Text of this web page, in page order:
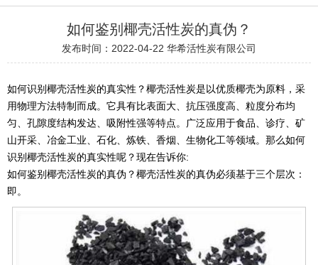
如何鉴别椰壳活性炭的真伪？
发布时间：2022-04-22 华希活性炭有限公司
如何识别椰壳活性炭的真实性？椰壳活性炭是以优质椰壳为原料，采
用物理方法特制而成。它具有比表面大、抗压强度高、粒度分布均
匀、孔隙度结构发达、吸附性强等特点。广泛应用于食品、诊疗、矿
山开采、冶金工业、石化、炼铁、香烟、生物化工等领域。那么如何
识别椰壳活性炭的真实性呢？现在告诉你:
如何鉴别椰壳活性炭的真伪？椰壳活性炭的真伪必须基于三个层次：
即。